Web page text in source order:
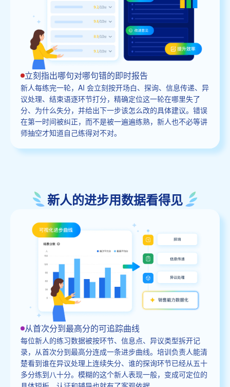
立刻指出哪句对哪句错的即时报告
新人每练完一轮，AI 会立刻按开场白、探询、信息传递、异
议处理、结束语逐环节打分，精确定位这一轮在哪里失了
分、为什么失分，并给出下一步该怎么改的具体建议。错误
在第一时间被纠正，而不是被一遍遍练熟，新人也不必等讲
师抽空才知道自己练得对不对。
新人的进步用数据看得见
从首次分到最高分的可追踪曲线
每位新人的练习数据被按环节、信息点、异议类型拆开记
录，从首次分到最高分连成一条进步曲线。培训负责人能清
楚看到谁在异议处理上连续失分、谁的探询环节已经从五十
多分练到八十分。模糊的这个新人表现一般，变成可定位的